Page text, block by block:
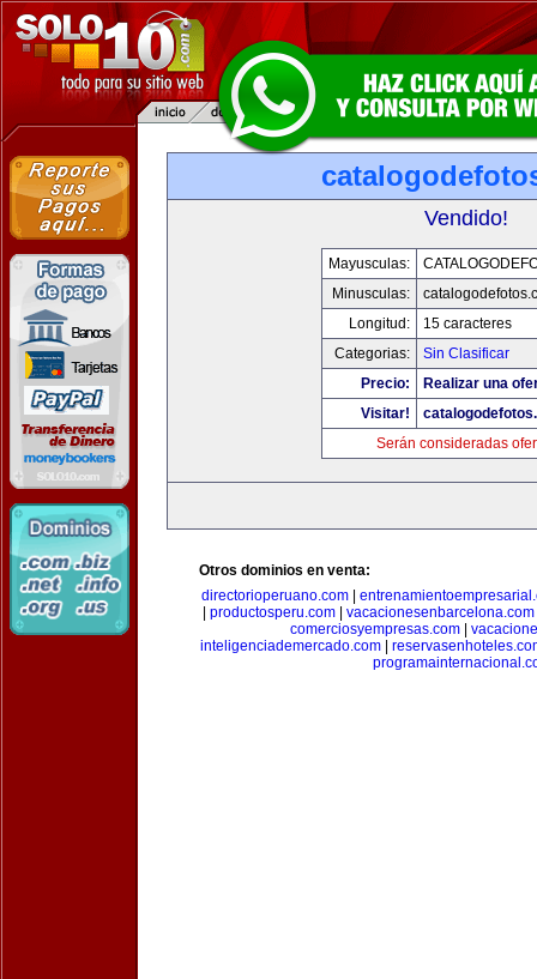
Vendido!
Mayusculas:
Minusculas:
Longitud:
15 caracteres
Categorias:
Sin Clasificar
Precio:
Realizar una
Visitar!
Serán consideradas
Otros dominios en venta:
directorioperuano.com
productosperu.com| vacacionesenbarcelona.com
comerciosyempresas.com|
inteligenciademercado.com|